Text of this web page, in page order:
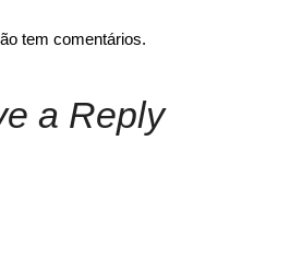
tem comentários.
a Reply